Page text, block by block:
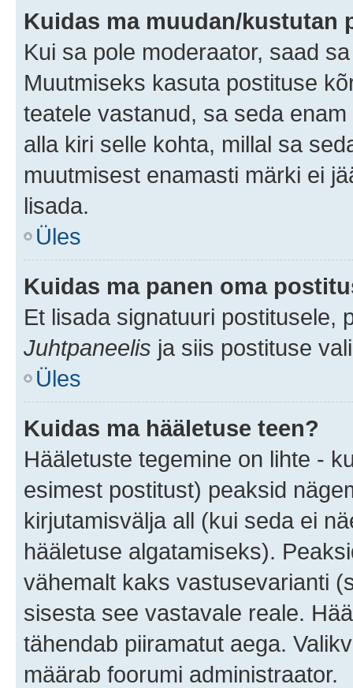
Kuidas ma muudan/kustutan
Kui sa pole moderaator, saad
Muutmiseks kasuta postituse
teatele vastanud, sa seda
alla kiri selle kohta, millal sa
muutmisest enamasti märki ei
lisada.
Üles
Kuidas ma panen oma
Et lisada signatuuri postitusele,
Juhtpaneelis ja siis postituse
Üles
Kuidas ma hääletuse teen?
Hääletuste tegemine on lihte -
esimest postitust) peaksid
kirjutamisvälja all (kui seda ei
hääletuse algatamiseks).
vähemalt kaks vastusevarianti
sisesta see vastavale reale.
tähendab piiramatut aega.
määrab foorumi administraator.